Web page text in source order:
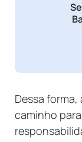
Dessa forma,
caminho